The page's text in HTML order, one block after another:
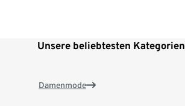
Unsere beliebtesten Kategorien
Damenmode